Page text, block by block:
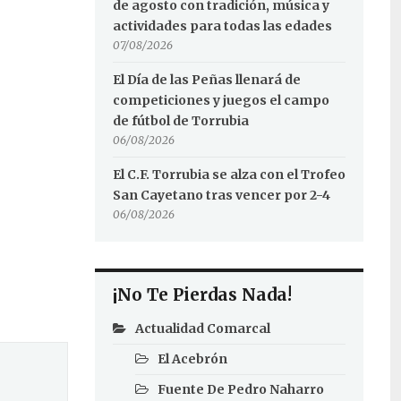
de agosto con tradición, música y
actividades para todas las edades
07/08/2026
El Día de las Peñas llenará de
competiciones y juegos el campo
de fútbol de Torrubia
06/08/2026
El C.F. Torrubia se alza con el Trofeo
San Cayetano tras vencer por 2-4
06/08/2026
¡No Te Pierdas Nada!
Actualidad Comarcal
El Acebrón
Fuente De Pedro Naharro